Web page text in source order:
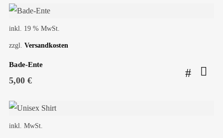
inkl. 19 % MwSt.
zzgl. Versandkosten
Bade-Ente
5,00 €
inkl. MwSt.